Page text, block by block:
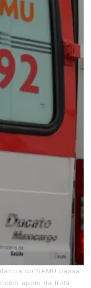
do SAMU passa
com apoio da frota